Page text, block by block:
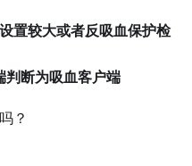
置较大或者反吸血保护检
判断为吸血客户端
？